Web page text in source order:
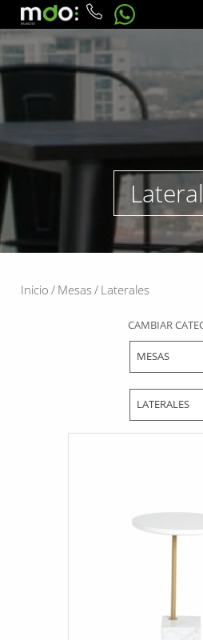
Inicio / Mesas/ Laterales
CAMBIAR
MESAS
LATERALES